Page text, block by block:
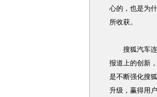
心的，也是为
所收获。
搜狐汽车连
报道上的创新
是不断强化搜
升级，赢得用